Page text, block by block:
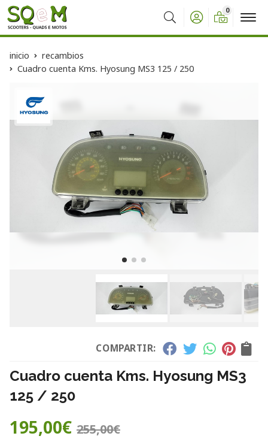
Buscar
0
inicio
recambios
Cuadro cuenta Kms. Hyosung MS3 125 / 250
COMPARTIR:
Cuadro cuenta Kms. Hyosung MS3
125 / 250
195,00€ 255,00€